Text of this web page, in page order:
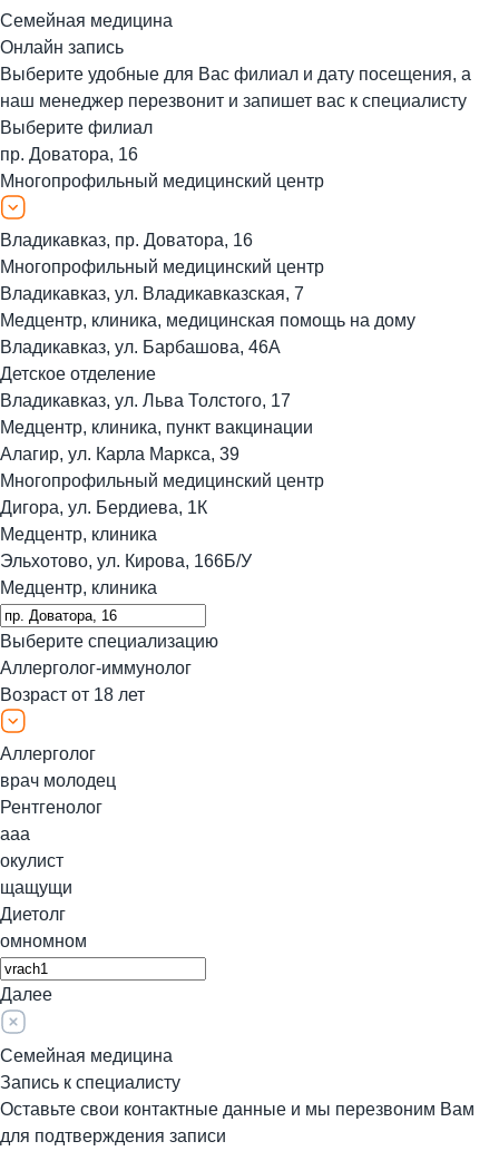
Семейная медицина
Онлайн запись
Выберите удобные для Вас филиал и дату посещения, а
наш менеджер перезвонит и запишет вас к специалисту
Выберите филиал
пр. Доватора, 16
Многопрофильный медицинский центр
Владикавказ, пр. Доватора, 16
Многопрофильный медицинский центр
Владикавказ, ул. Владикавказская, 7
Медцентр, клиника, медицинская помощь на дому
Владикавказ, ул. Барбашова, 46А
Детское отделение
Владикавказ, ул. Льва Толстого, 17
Медцентр, клиника, пункт вакцинации
Алагир, ул. Карла Маркса, 39
Многопрофильный медицинский центр
Дигора, ул. Бердиева, 1К
Медцентр, клиника
Эльхотово, ул. Кирова, 166Б/У
Медцентр, клиника
Выберите специализацию
Аллерголог-иммунолог
Возраст от 18 лет
Аллерголог
врач молодец
Рентгенолог
ааа
окулист
щащущи
Диетолг
омномном
Далее
Семейная медицина
Запись к специалисту
Оставьте свои контактные данные и мы перезвоним Вам
для подтверждения записи